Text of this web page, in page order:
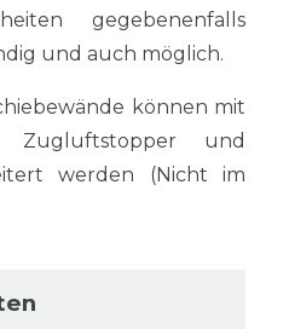
gegebenenfalls
und auch möglich.
können mit
Zugluftstopper und
werden (Nicht im